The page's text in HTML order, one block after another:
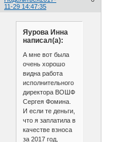
11-29 14:47:35
Яурова Инна
написал(а):
А мне вот была
очень хорошо
видна работа
исполнительного
директора ВОШФ
Сергея Фомина.
И если те деньги,
что я заплатила в
качестве взноса
за 2017 год,